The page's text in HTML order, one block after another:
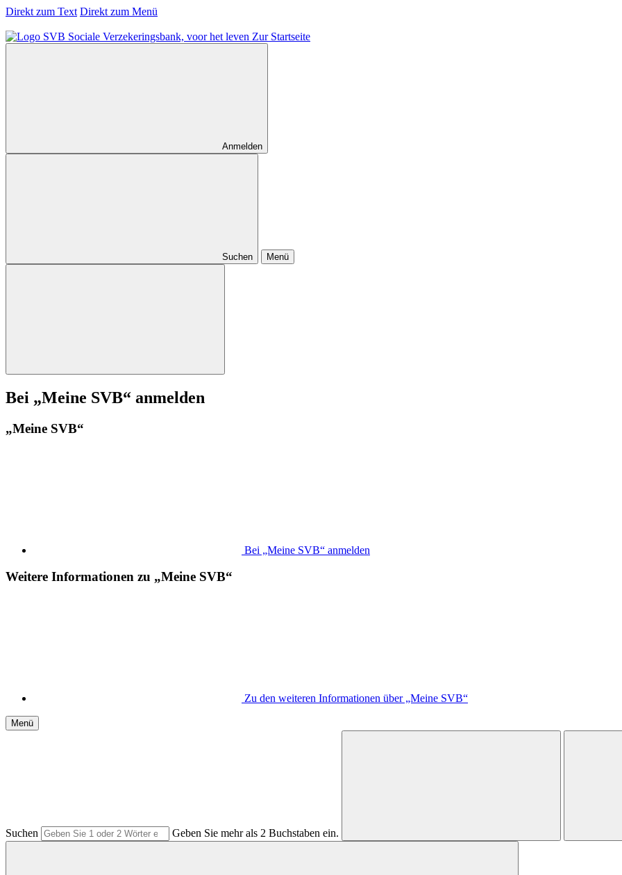
Direkt zum Text Direkt zum Menü
Zur Startseite
Anmelden
Suchen Menü
Bei „Meine SVB“ anmelden
„Meine SVB“
Bei „Meine SVB“ anmelden
Weitere Informationen zu „Meine SVB“
Zu den weiteren Informationen über „Meine SVB“
Menü
Suchen Geben Sie mehr als 2 Buchstaben ein.